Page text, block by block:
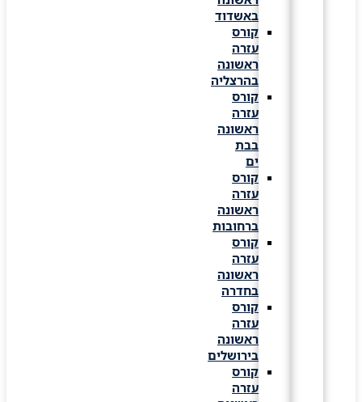
באשדוד
קורס
עזרה
ראשונה
בהרצליה
קורס
עזרה
ראשונה
קורס
עזרה
ראשונה
ברחובות
קורס
עזרה
ראשונה
בחדרה
קורס
עזרה
ראשונה
בירושלים
קורס
עזרה